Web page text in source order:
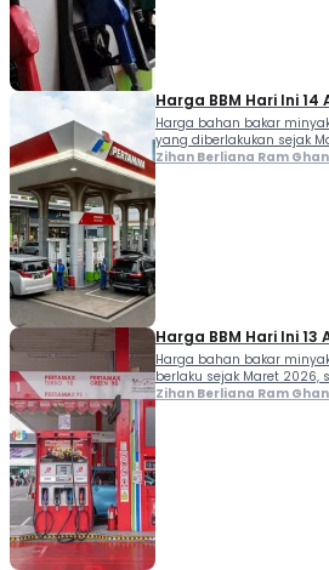
Harga BBM Hari Ini
Harga bahan bakar
yang diberlakukan sejak
Zihan Berliana Ram
Harga BBM Hari Ini
Harga bahan bakar
berlaku sejak Maret
Zihan Berliana Ram